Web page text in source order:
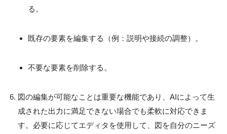
る。
既存の要素を編集する（例：説明や接続の調整）。
不要な要素を削除する。
図の編集が可能なことは重要な機能であり、AIによって生
成された出力に満足できない場合でも柔軟に対応できま
す。必要に応じてエディタを使用して、図を自分のニーズ